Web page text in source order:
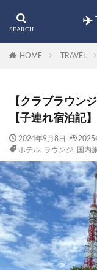
✈︎
HOME TRAVEL
【クラブラウン
【子連れ宿泊記】
2024年9月8日 2025
ホテル, ラウンジ, 国内